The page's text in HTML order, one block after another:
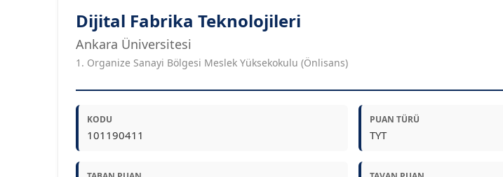
Dijital Fabrika Teknolojileri
Ankara Üniversitesi
1. Organize Sanayi Bölgesi Meslek Yüksekokulu (Önlisans)
KODU
101190411
PUAN TÜRÜ
TYT